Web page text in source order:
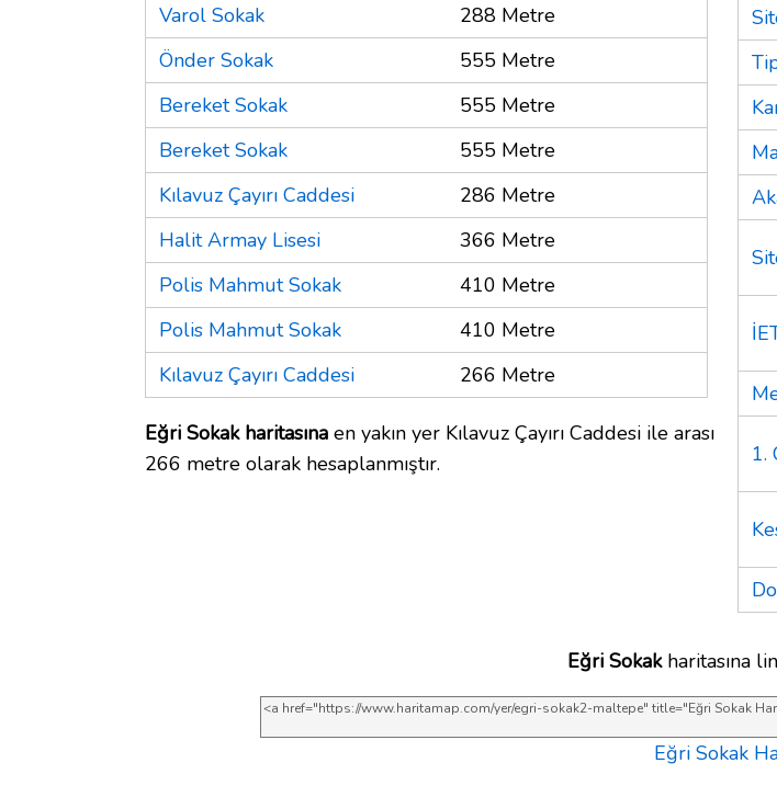
Varol Sokak
288 Metre
Önder Sokak
555 Metre
Bereket Sokak
555 Metre
Bereket Sokak
555 Metre
Kılavuz Çayırı Caddesi
286 Metre
Halit Armay Lisesi
366 Metre
Polis Mahmut Sokak
410 Metre
Polis Mahmut Sokak
410 Metre
Kılavuz Çayırı Caddesi
266 Metre
Eğri Sokak haritasına en yakın yer Kılavuz Çayırı Caddesi ile arası
266 metre olarak hesaplanmıştır.
1.
Eğri Sokakharitasına
Eğri Sokak